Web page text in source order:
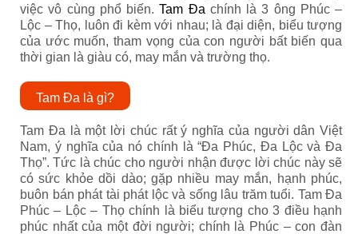
việc vô cùng phổ biến.Tam Đa chính là 3 ông Phúc –
Lộc – Thọ, luôn đi kèm với nhau; là đại diện, biểu tượng
của ước muốn, tham vọng của con người bất biến qua
thời gian là giàu có, may mắn và trường thọ.
Tam Đa là gì?
Tam Đa là một lời chúc rất ý nghĩa của người dân Việt
Nam, ý nghĩa của nó chính là “Đa Phúc, Đa Lộc và Đa
Thọ”. Tức là chúc cho người nhận được lời chúc này sẽ
có sức khỏe dồi dào; gặp nhiều may mắn, hạnh phúc,
buôn bán phát tài phát lộc và sống lâu trăm tuổi. Tam Đa
Phúc – Lộc – Thọ chính là biểu tượng cho 3 điều hạnh
phúc nhất của một đời người; chính là Phúc – con đàn